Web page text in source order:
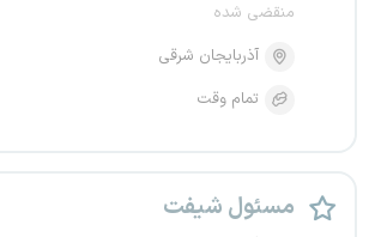
منقضی شده
آذربایجان شرقی
تمام وقت
مسئول شیفت